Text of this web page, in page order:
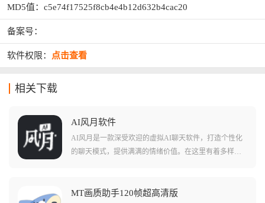
MD5值：c5e74f17525f8cb4e4b12d632b4cac20
备案号：
软件权限： 点击查看
相关下载
AI风月软件
AI风月是一款深受欢迎的虚拟AI聊天软件，打造个性化
的聊天模式，提供满满的情绪价值。在这里有着多样丰
词汇限制地畅所欲言，随时随地与AI进行深入交流，体
MT画质助手120帧超高清版